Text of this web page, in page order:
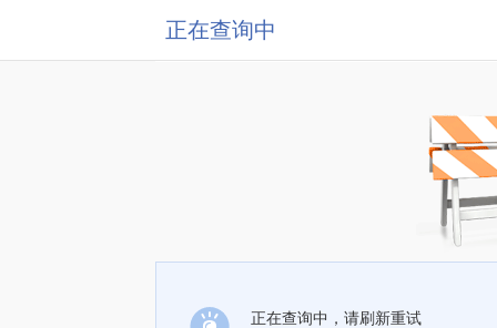
正在查询中
正在查询中，请刷新重试